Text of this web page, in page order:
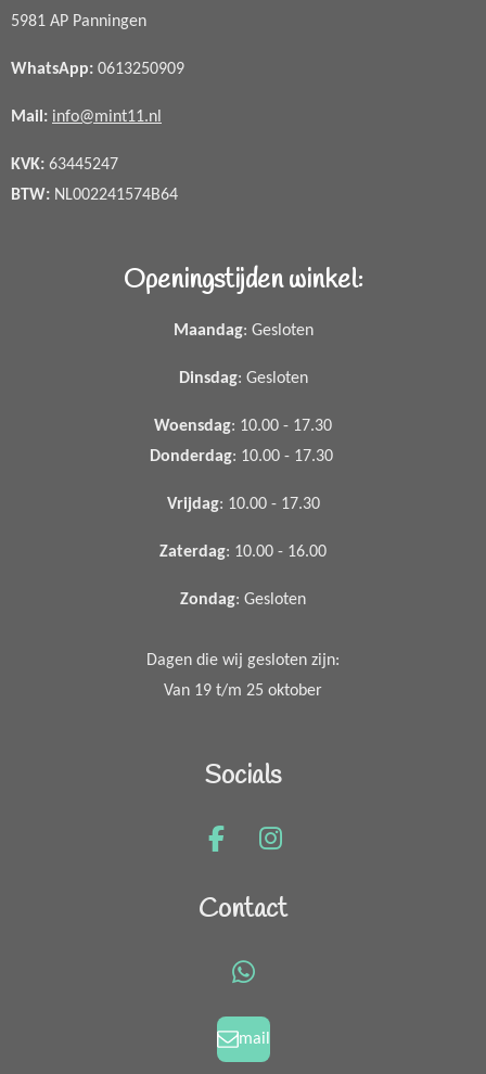
5981 AP Panningen
WhatsApp: 0613250909
Mail: info@mint11.nl
KVK: 63445247
BTW: NL002241574B64
Openingstijden winkel:
Maandag: Gesloten
Dinsdag: Gesloten
Woensdag: 10.00 - 17.30
Donderdag: 10.00 - 17.30
Vrijdag: 10.00 - 17.30
Zaterdag: 10.00 - 16.00
Zondag: Gesloten
Dagen die wij gesloten zijn:
Van 19 t/m 25 oktober
Socials
F
c
k
I
s
a
m
Contact
W
a
t
mail